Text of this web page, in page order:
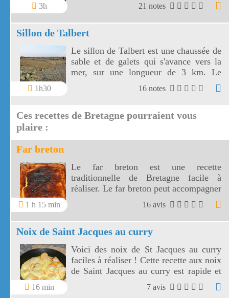
3h
avec des palmiers et des plantes
méditerranéennes.
21 notes
Sillon de Talbert
1h30
Le sillon de Talbert est une chaussée de
sable et de galets qui s'avance vers la
mer, sur une longueur de 3 km. Le
sillon de Talbert est un site unique en
16 notes
Ces recettes de Bretagne pourraient vous
plaire :
Far breton
1 h 15 min
Le far breton est une recette
traditionnelle de Bretagne facile à
réaliser. Le far breton peut accompagner
16 avis
Noix de Saint Jacques au curry
16 min
Voici des noix de St Jacques au curry
faciles à réaliser ! Cette recette aux noix
de Saint Jacques au curry est rapide et
excellente, sa crème au curry
accompagne délicieusement vos pâtes
7 avis